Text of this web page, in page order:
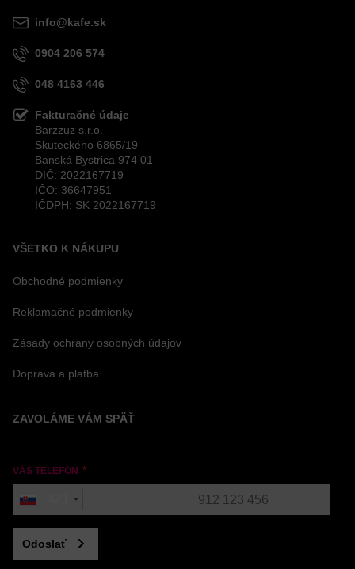
info@kafe.sk
0904 206 574
048 4163 446
Fakturačné údaje
Barzzuz s.r.o.
Skuteckého 6865/19
Banská Bystrica 974 01
DIČ: 2022167719
IČO: 36647951
IČDPH: SK 2022167719
VŠETKO K NÁKUPU
Obchodné podmienky
Reklamačné podmienky
Zásady ochrany osobných údajov
Doprava a platba
ZAVOLÁME VÁM SPÄŤ
VÁŠ TELEFÓN
Odoslať